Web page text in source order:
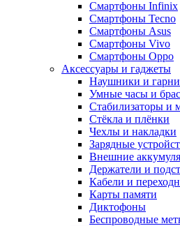
Смартфоны Infinix
Смартфоны Tecno
Смартфоны Asus
Смартфоны Vivo
Смартфоны Oppo
Аксессуары и гаджеты
Наушники и
Умные часы и
Стабилизаторы и
Стёкла и плёнки
Чехлы и накладки
Зарядные
Внешние
Держатели и
Кабели и
Карты памяти
Диктофоны
Беспроводные